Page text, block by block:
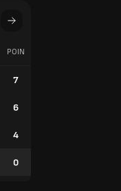
POIN
7
6
4
0